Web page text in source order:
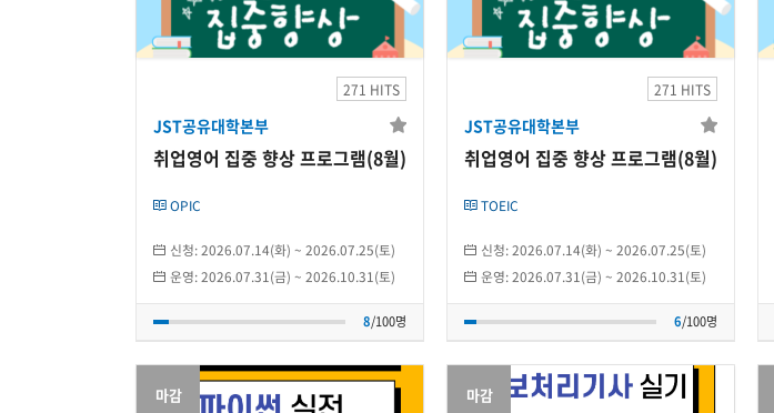
271 HITS
JST공유대학본부
취업영어 집중 향상 프로그램(8월)
OPIC
신청:2026.07.14(화) ~ 2026.07.25(토)
운영:2026.07.31(금) ~ 2026.10.31(토)
8/100명
JST공유대학본부
취업영어 집중 향상 프
로그램(8월)
2026.07.31(금)
개인
271 HITS
JST공유대학본부
취업영어 집중 향상 프로그램(8월)
TOEIC
신청:2026.07.14(화) ~ 2026.07.25(토)
운영:2026.07.31(금) ~ 2026.10.31(토)
6/100명
JST공유대학본부
취업영어 집중 향상 프
로그램(8월)
2026.07.31(금)
개인
마감 마감